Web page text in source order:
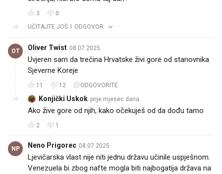
3
0
UČITAJTE JOŠ 1 ODGOVOR
OT Oliver Twist 08.07.2025.
Uvjeren sam da trećina Hrvatske živi gore od stanovnika
Sjeverne Koreje
11 12 ODGOVORITE
Konjički Uskok prije mjesec dana
Ako žive gore od njih, kako očekuješ od da dođu tamo
2 1
NP Neno Prigorec 08.07.2025.
Ljevičarska vlast nije niti jednu državu učinile uspješnom.
Venezuela bi zbog nafte mogla biti najbogatija država na